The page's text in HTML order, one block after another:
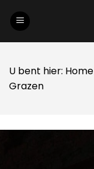
U bent hier: Home
Grazen